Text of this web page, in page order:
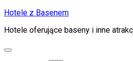
Skip
content
Hotele z Basenem
Hotele oferujące baseny i inne
Expand